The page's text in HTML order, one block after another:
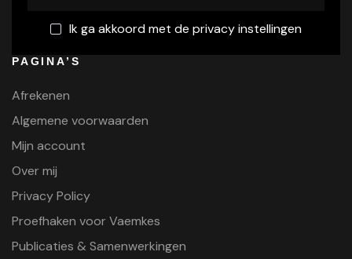
Ik ga akkoord met de privacy instellingen
PAGINA’S
Afrekenen
Algemene voorwaarden
Mijn account
Over mij
Privacy Policy
Proefhaken voor Vaemkes
Publicaties & Samenwerkingen